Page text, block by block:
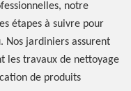
notre
étapes à suivre pour
Nos jardiniers assurent
les travaux de nettoyage
de produits